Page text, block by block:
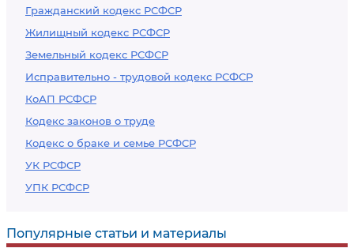
Гражданский кодекс РСФСР
Жилищный кодекс РСФСР
Земельный кодекс РСФСР
Исправительно - трудовой кодекс РСФСР
КоАП РСФСР
Кодекс законов о труде
Кодекс о браке и семье РСФСР
УК РСФСР
УПК РСФСР
Популярные статьи и материалы